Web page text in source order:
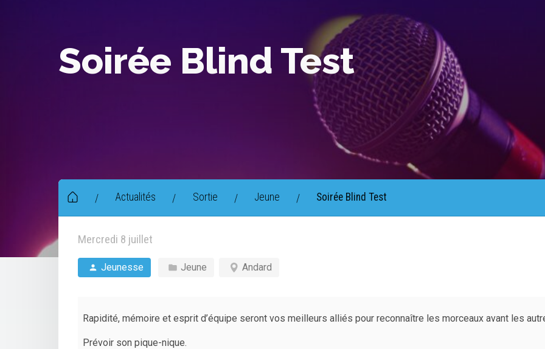
Soirée Blind Test
/ Actualités / Sortie / Jeune / Soirée Blind Test
Mercredi 8 juillet
Jeunesse Jeune Andard
Rapidité, mémoire et esprit d’équipe seront vos meilleurs alliés pour reconnaître les morceaux avant les
Prévoir son pique-nique.